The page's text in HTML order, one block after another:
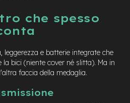
che spesso
leggerezza e batterie integrate che
bici (niente cover né slitta). Ma in
faccia della medaglia.